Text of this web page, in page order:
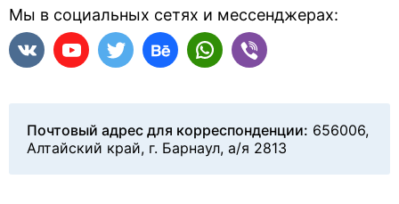
Мы в социальных сетях и мессенджерах:
Почтовый адрес для корреспонденции: 656006,
Алтайский край, г. Барнаул, а/я 2813